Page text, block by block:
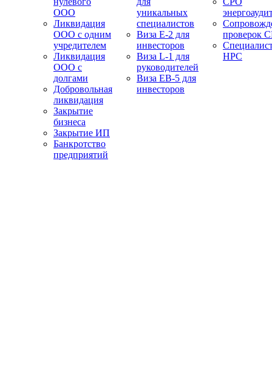
ООО
Ликвидация
ООО с одним
учредителем
Ликвидация
ООО с
долгами
Добровольная
ликвидация
Закрытие
бизнеса
Закрытие ИП
Банкротство
предприятий
уникальных
специалистов
Виза E-2 для
инвесторов
Виза L-1 для
руководителей
Виза EB-5 для
инвесторов
проверок
НРС